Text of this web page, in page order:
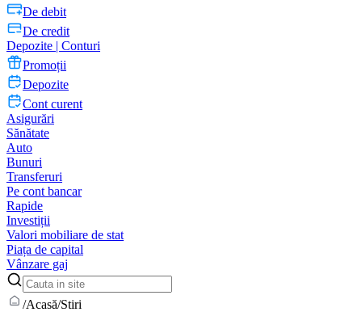
De debit
De credit
Depozite | Conturi
Promoții
Depozite
Cont curent
Asigurări
Sănătate
Auto
Bunuri
Transferuri
Pe cont bancar
Rapide
Investiții
Valori mobiliare de stat
Piața de capital
Vânzare gaj
/Acasă/Stiri